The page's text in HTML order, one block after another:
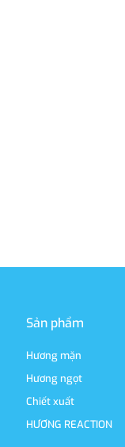
Sản phẩm
Hương mặn
Hương ngọt
Chiết xuất
HƯƠNG REACTION